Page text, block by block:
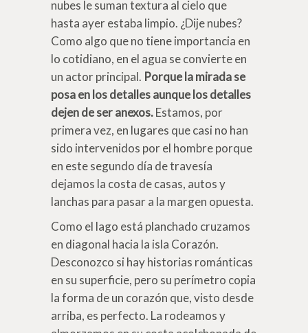
nubes le suman textura al cielo que
hasta ayer estaba limpio. ¿Dije nubes?
Como algo que no tiene importancia en
lo cotidiano, en el agua se convierte en
un actor principal. Porque la mirada se
posa en los detalles aunque los detalles
dejen de ser anexos.Estamos, por
primera vez, en lugares que casi no han
sido intervenidos por el hombre porque
en este segundo día de travesía
dejamos la costa de casas, autos y
lanchas para pasar a la margen opuesta.
Como el lago está planchado cruzamos
en diagonal hacia la isla Corazón.
Desconozco si hay historias románticas
en su superficie, pero su perímetro copia
la forma de un corazón que, visto desde
arriba, es perfecto. La rodeamos y